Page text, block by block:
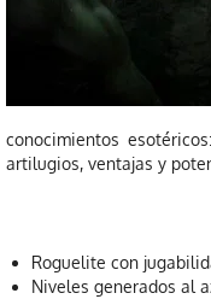
conocimientos
artilugios, ventajas y
Roguelite con
Niveles generados al